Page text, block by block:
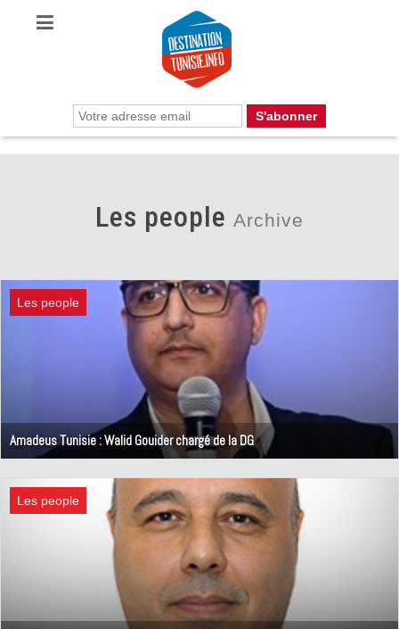
Les people Archive
Les people
Amadeus Tunisie : Walid Gouider chargé de la DG
Les people